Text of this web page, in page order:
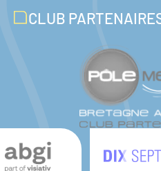
CLUB